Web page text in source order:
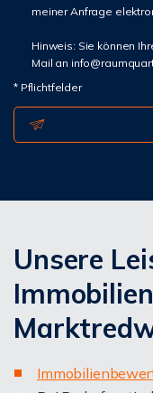
meiner Anfrage
Hinweis: Sie können
Mail an
* Pflichtfelder
Unsere
I